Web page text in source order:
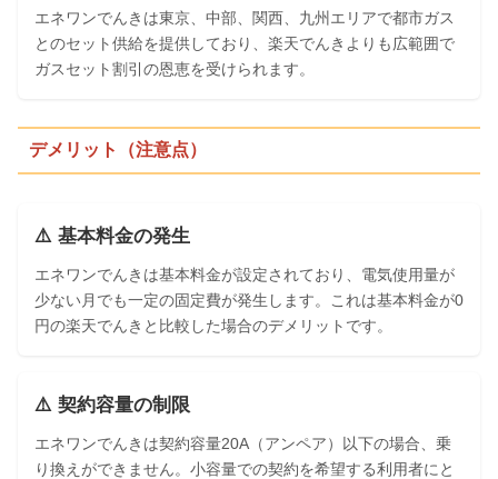
エネワンでんきは東京、中部、関西、九州エリアで都市ガス
とのセット供給を提供しており、楽天でんきよりも広範囲で
ガスセット割引の恩恵を受けられます。
デメリット（注意点）
⚠️ 基本料金の発生
エネワンでんきは基本料金が設定されており、電気使用量が
少ない月でも一定の固定費が発生します。これは基本料金が0
円の楽天でんきと比較した場合のデメリットです。
⚠️ 契約容量の制限
エネワンでんきは契約容量20A（アンペア）以下の場合、乗
り換えができません。小容量での契約を希望する利用者にと